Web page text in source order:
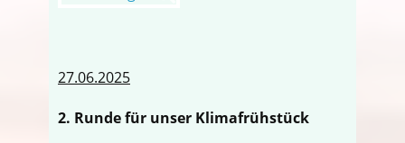
27.06.2025
2. Runde für unser Klimafrühstück